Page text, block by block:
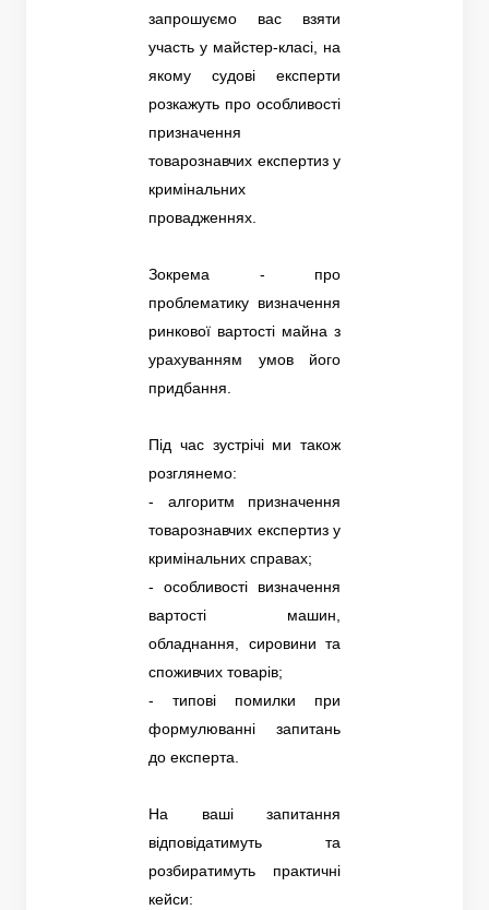
запрошуємо вас взяти
участь у майстер-класі, на
якому судові експерти
розкажуть про особливості
призначення
товарознавчих експертиз у
кримінальних
провадженнях.
Зокрема - про
проблематику визначення
ринкової вартості майна з
урахуванням умов його
придбання.
Під час зустрічі ми також
розглянемо:
- алгоритм призначення
товарознавчих експертиз у
кримінальних справах;
- особливості визначення
вартості машин,
обладнання, сировини та
споживчих товарів;
- типові помилки при
формулюванні запитань
до експерта.
На ваші запитання
відповідатимуть та
розбиратимуть практичні
кейси: